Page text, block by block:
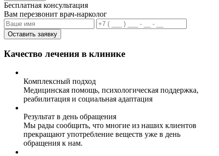
Бесплатная консультация
Вам перезвонит врач-нарколог
Оставить заявку
Качество лечения в клинике
Комплексный подход
Медицинская помощь, психологическая поддержка,
реабилитация и социальная адаптация
Результат в день обращения
Мы рады сообщить, что многие из наших клиентов
прекращают употребление веществ уже в день
обращения к нам.